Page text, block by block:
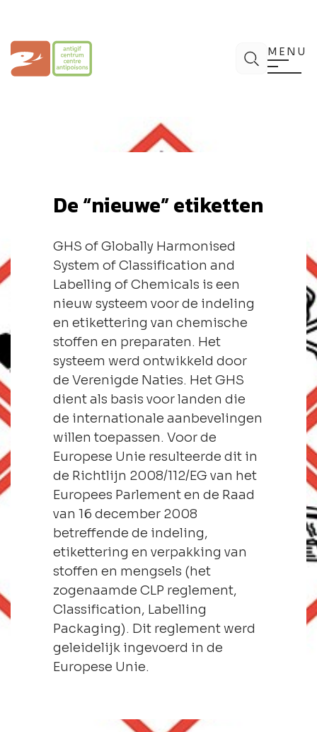
inhoud
Antigifcentrum ZoekMENU
De “nieuwe” etiketten
GHS of Globally Harmonised
System of Classification and
Labelling of Chemicals is een
nieuw systeem voor de indeling
en etikettering van chemische
stoffen en preparaten. Het
systeem werd ontwikkeld door
de Verenigde Naties. Het GHS
dient als basis voor landen die
de internationale aanbevelingen
willen toepassen. Voor de
Europese Unie resulteerde dit in
de Richtlijn 2008/112/EG van het
Europees Parlement en de Raad
van 16 december 2008
betreffende de indeling,
etikettering en verpakking van
stoffen en mengsels (het
zogenaamde CLP reglement,
Classification, Labelling
Packaging). Dit reglement werd
geleidelijk ingevoerd in de
Europese Unie.